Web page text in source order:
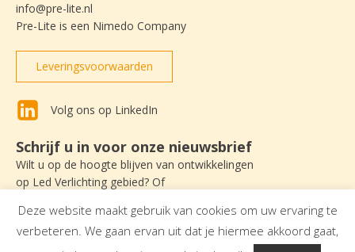
info@pre-lite.nl
Pre-Lite is een Nimedo Company
Leveringsvoorwaarden
Volg ons op LinkedIn
Schrijf u in voor onze nieuwsbrief
Wilt u op de hoogte blijven van ontwikkelingen
op Led Verlichting gebied? Of
in om onze nieuwsbrief te ontvangen.
Deze website maakt gebruik van cookies om uw ervaring te
verbeteren. We gaan ervan uit dat je hiermee akkoord gaat,